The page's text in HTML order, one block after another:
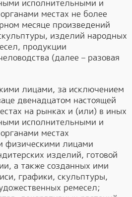
исполнительными и
местах не более
месяце произведений
изделий народных
продукции
(далее – разовая
лицами, за исключением
двенадцатом настоящей
на рынках и (или) в иных
исполнительными и
местах
физическими лицами
изделий, готовой
а также созданных ими
графики, скульптуры,
ремесел;